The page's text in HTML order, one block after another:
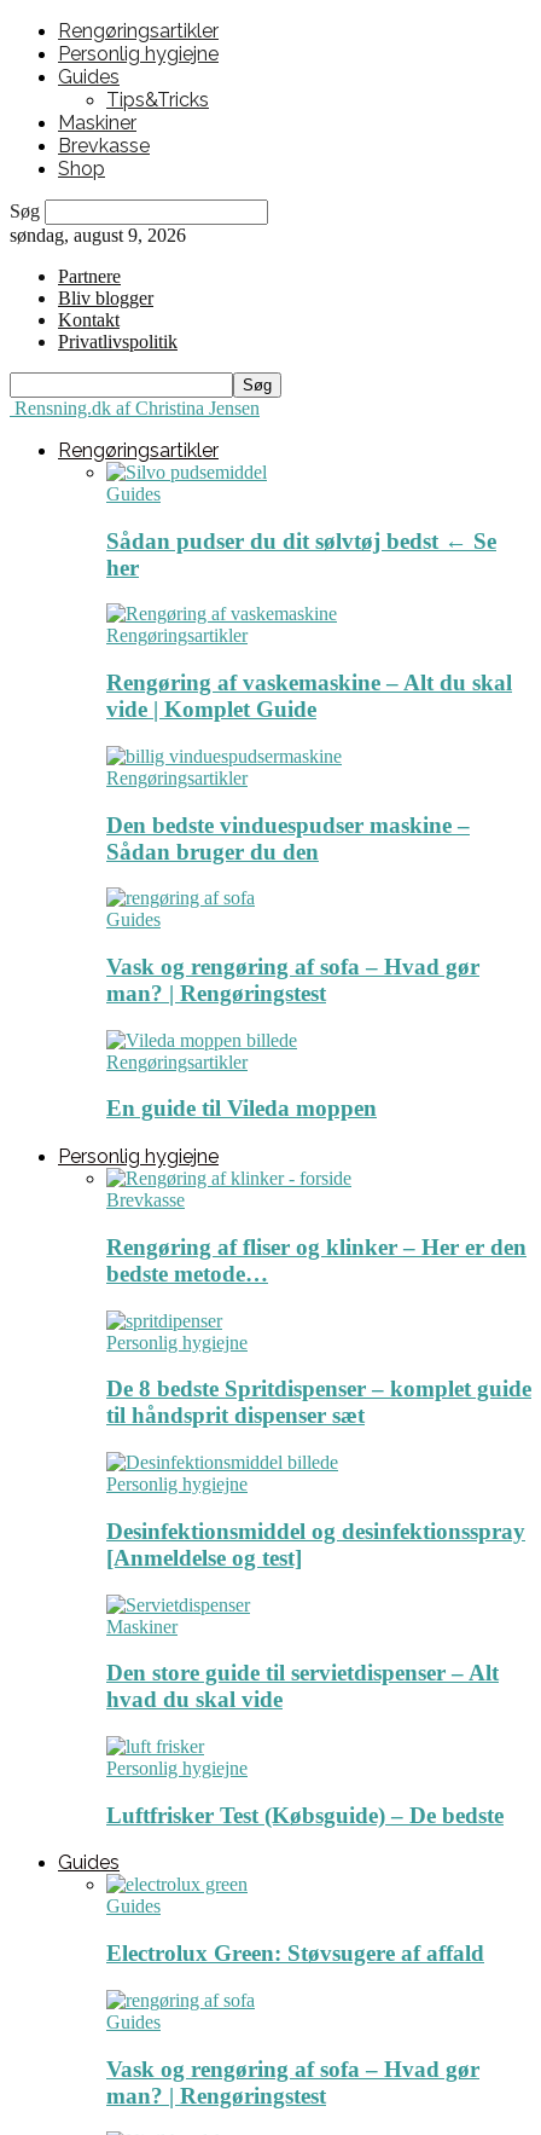
Rengøringsartikler
Personlig hygiejne
Guides
Tips&Tricks
Maskiner
Brevkasse
Shop
Søg
søndag, august 9, 2026
Partnere
Bliv blogger
Kontakt
Privatlivspolitik
Rensning.dk af Christina Jensen
Rengøringsartikler
Guides
Sådan pudser du dit sølvtøj bedst ← Se
her
Rengøringsartikler
Rengøring af vaskemaskine – Alt du skal
vide | Komplet Guide
Rengøringsartikler
Den bedste vinduespudser maskine –
Sådan bruger du den
Guides
Vask og rengøring af sofa – Hvad gør
man? | Rengøringstest
Rengøringsartikler
En guide til Vileda moppen
Personlig hygiejne
Brevkasse
Rengøring af fliser og klinker – Her er den
bedste metode…
Personlig hygiejne
De 8 bedste Spritdispenser – komplet guide
til håndsprit dispenser sæt
Personlig hygiejne
Desinfektionsmiddel og desinfektionsspray
[Anmeldelse og test]
Maskiner
Den store guide til servietdispenser – Alt
hvad du skal vide
Personlig hygiejne
Luftfrisker Test (Købsguide) – De bedste
Guides
Guides
Electrolux Green: Støvsugere af affald
Guides
Vask og rengøring af sofa – Hvad gør
man? | Rengøringstest